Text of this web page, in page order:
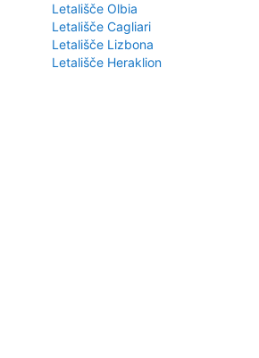
Letališče Olbia
Letališče Cagliari
Letališče Lizbona
Letališče Heraklion